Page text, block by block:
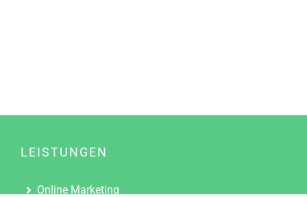
LEISTUNGEN
Online Marketing